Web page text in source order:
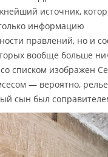
источник,
информацию
правлений, но и
вообще больше
списком изображен
— вероятно,
сын был